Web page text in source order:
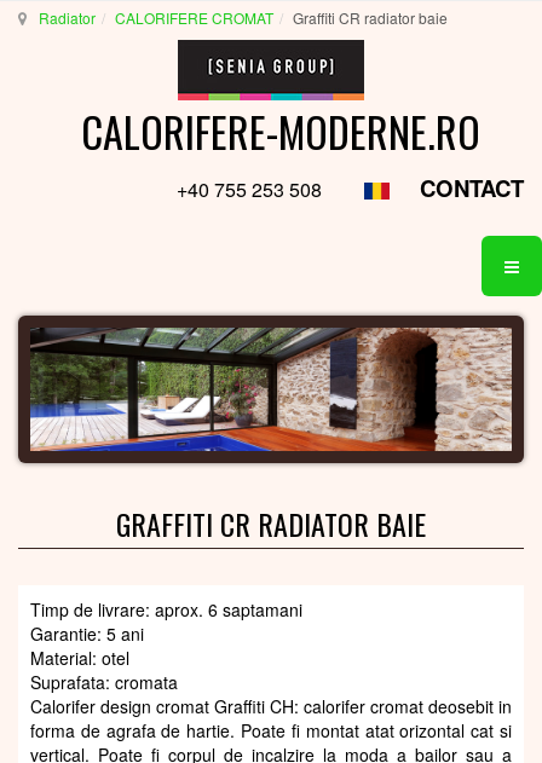
Radiator CALORIFERE CROMAT Graffiti CR radiator baie
CALORIFERE-MODERNE.RO
+40 755 253 508 CONTACT
GRAFFITI CR RADIATOR BAIE
Timp de livrare: aprox. 6 saptamani
Garantie: 5 ani
Material: otel
Suprafata: cromata
Calorifer design cromat Graffiti CH: calorifer cromat deosebit in
forma de agrafa de hartie. Poate fi montat atat orizontal cat si
vertical. Poate fi corpul de incalzire la moda a bailor sau a